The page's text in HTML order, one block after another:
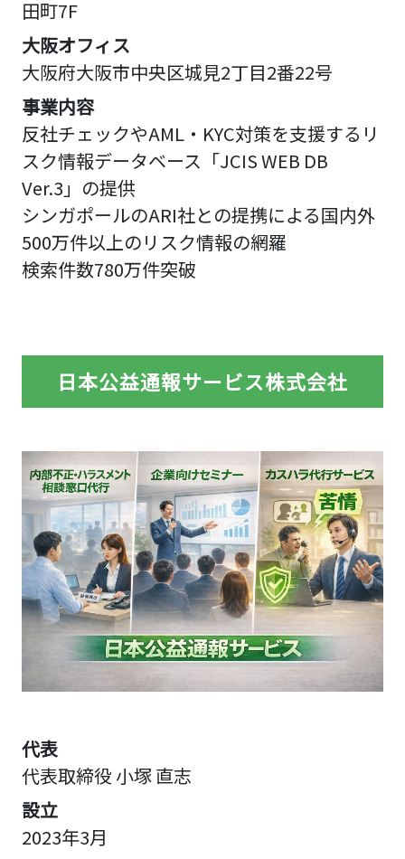
田町7F
大阪オフィス
大阪府大阪市中央区城見2丁目2番22号
事業内容
反社チェックやAML・KYC対策を支援するリ
スク情報データベース「JCIS WEB DB
Ver.3」の提供
シンガポールのARI社との提携による国内外
500万件以上のリスク情報の網羅
検索件数780万件突破
日本公益通報サービス株式会社
代表
代表取締役 小塚 直志
設立
2023年3月